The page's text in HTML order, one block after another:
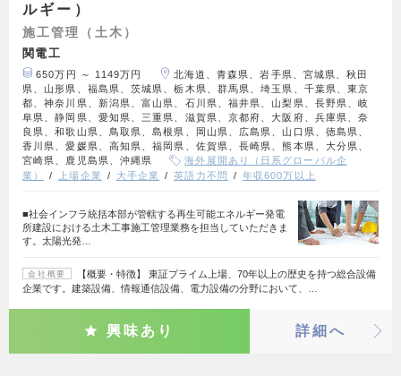
ルギー）
施工管理（土木）
関電工
650万円 ～ 1149万円
北海道、青森県、岩手県、宮城県、秋田
県、山形県、福島県、茨城県、栃木県、群馬県、埼玉県、千葉県、東京
都、神奈川県、新潟県、富山県、石川県、福井県、山梨県、長野県、岐
阜県、静岡県、愛知県、三重県、滋賀県、京都府、大阪府、兵庫県、奈
良県、和歌山県、鳥取県、島根県、岡山県、広島県、山口県、徳島県、
香川県、愛媛県、高知県、福岡県、佐賀県、長崎県、熊本県、大分県、
宮崎県、鹿児島県、沖縄県
海外展開あり（日系グローバル企
業）
上場企業 大手企業 英語力不問 年収600万以上
■社会インフラ統括本部が管轄する再生可能エネルギー発電
所建設における土木工事施工管理業務を担当していただきま
す。太陽光発…
会社概要
【概要・特徴】 東証プライム上場、70年以上の歴史を持つ総合設備
企業です。建築設備、情報通信設備、電力設備の分野において、…
興味あり 詳細へ